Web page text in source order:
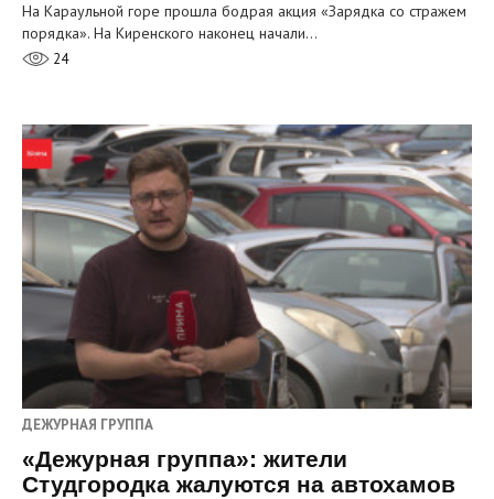
На Караульной горе прошла бодрая акция «Зарядка со стражем
порядка». На Киренского наконец начали…
24
ДЕЖУРНАЯ ГРУППА
«Дежурная группа»: жители
Студгородка жалуются на автохамов